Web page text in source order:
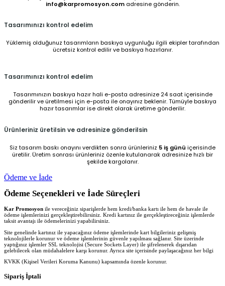
info@karpromosyon.comadresine gönderin.
Tasarımınızı kontrol edelim
Yüklemiş olduğunuz tasarımların baskıya uygunluğu ilgili ekipler tarafından
ücretsiz kontrol edilir ve baskıya hazırlanır.
Tasarımınızı kontrol edelim
Tasarımınızın baskıya hazır hali e-posta adresinize 24 saat içerisinde
gönderilir ve üretilmesi için e-posta ile onayınız beklenir. Tümüyle baskıya
hazır tasarımlar ise direkt olarak üretime gönderilir.
Ürünleriniz üretilsin ve adresinize gönderilsin
Siz tasarım baskı onayını verdikten sonra ürünleriniz 5 iş günü içerisinde
üretilir. Üretim sonrası ürünleriniz özenle kutulanarak adresinize hızlı bir
şekilde kargolanır.
Ödeme ve İade
Ödeme Seçenekleri ve İade Süreçleri
Kar Promosyon ile vereceğiniz siparişlerde hem kredi/banka kartı ile hem de havale ile
ödeme işlemlerinizi gerçekleştirebilirsiniz. Kredi kartınız ile gerçekleştireceğiniz işlemlerde
taksit avantajı ile ödemelerinizi yapabilirsiniz.
Site genelinde kartınız ile yapacağınız ödeme işlemlerinde kart bilgileriniz gelişmiş
teknolojilerle korunur ve ödeme işlemlerinin güvenle yapılması sağlanır. Site üzerinde
yaptığınız işlemler SSL teknolojisi (Secure Sockets Layer) ile şifrelenerek dışarıdan
gelebilecek olan müdahalelere karşı korunur. Ayrıca site içerisinde paylaşacağınız her bilgi
KVKK (Kişisel Verileri Koruma Kanunu) kapsamında özenle korunur.
Sipariş İptali